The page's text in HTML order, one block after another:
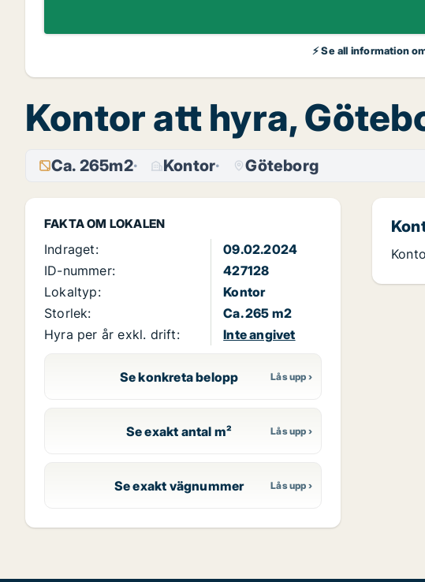
⚡ Se all information
Kontor att hyra,
Ca. 265m2 Kontor Göteborg
FAKTA OM LOKALEN
Indraget:
09.02.2024
ID-nummer:
427128
Lokaltyp:
Kontor
Storlek:
Ca. 265 m2
Hyra per år exkl. drift:
Inte angivet
Se konkreta belopp
Se exakt antal m²
Se exakt vägnummer